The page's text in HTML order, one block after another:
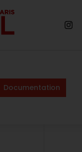
Documentation